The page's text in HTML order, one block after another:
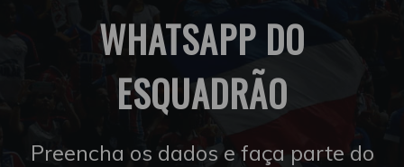
WHATSAPP DO
ESQUADRÃO
Preencha os dados e faça parte do